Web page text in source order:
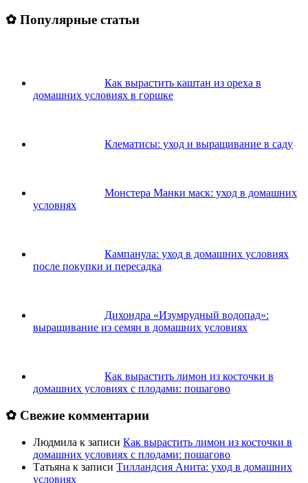
✿ Популярные статьи
Как вырастить каштан из ореха в
домашних условиях в горшке
Клематисы: уход и выращивание в саду
Монстера Манки маск: уход в домашних
условиях
Кампанула: уход в домашних условиях
после покупки и пересадка
Дихондра «Изумрудный водопад»:
выращивание из семян в домашних условиях
Как вырастить лимон из косточки в
домашних условиях с плодами: пошагово
✿ Свежие комментарии
Людмила к записи Как вырастить лимон из косточки в
домашних условиях с плодами: пошагово
Татьяна к записи Тилландсия Анита: уход в домашних
условиях